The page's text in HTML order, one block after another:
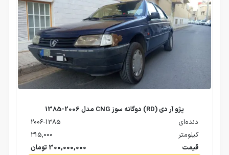
پژو آر دی (RD) دوگانه سوز CNG مدل 2006-1385
دنده‌ای
2006-1385
کیلومتر
315,000
قیمت
300,000,000 تومان